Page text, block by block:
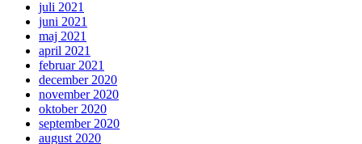
juli 2021
juni 2021
maj 2021
april 2021
februar 2021
december 2020
november 2020
oktober 2020
september 2020
august 2020